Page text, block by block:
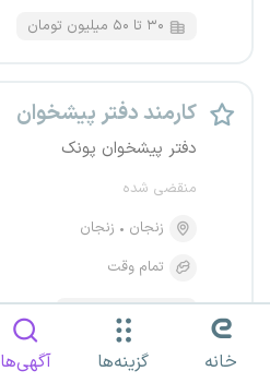
۳۰ تا ۵۰ میلیون تومان
کارمند دفتر پیشخوان
دفتر پیشخوان پونک
منقضی شده
زنجان
زنجان
تمام وقت
خانه گزینه‌ها آگهی‌ها